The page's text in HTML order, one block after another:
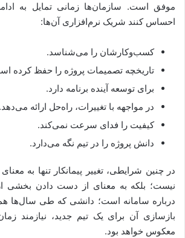
موفق است. سازمان‌ها زمانی تمایل به
احساس کنند شریک نرم‌افزاری آن‌ها:
کسب‌وکارشان را می‌شناسد.
تاریخچه تصمیمات پروژه را حفظ کرده
برای توسعه آینده برنامه دارد.
در مواجهه با تغییرات، راه‌حل ارائه می‌دهد.
کیفیت را فدای سرعت نمی‌کند.
دانش پروژه را در تیم نگه می‌دارد.
در چنین شرایطی، تغییر پیمانکار تنها به
نیست؛ بلکه به معنای از دست دادن بخشی
درباره سامانه است؛ دانشی که طی سال‌ها
بازسازی آن برای یک تیم جدید، نیازمند
معکوس خواهد بود.